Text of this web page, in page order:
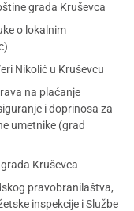
grada Kruševca
o lokalnim
Nikolić u Kruševcu
na plaćanje
i doprinosa za
umetnike (grad
Kruševca
pravobranilaštva,
inspekcije i Službe